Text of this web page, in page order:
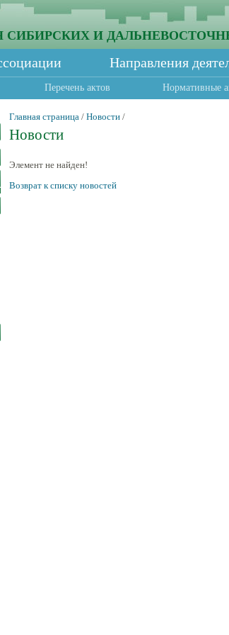
СИБИРСКИХ И
Направления
Перечень актов Нормативные
Главная страница / Новости /
Новости
Элемент не найден!
Возврат к списку новостей